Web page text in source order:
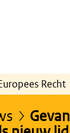
Recht